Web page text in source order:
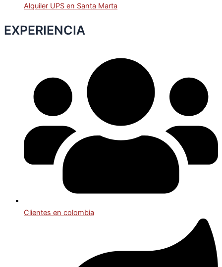
Alquiler UPS en Santa Marta
EXPERIENCIA
Clientes en colombia